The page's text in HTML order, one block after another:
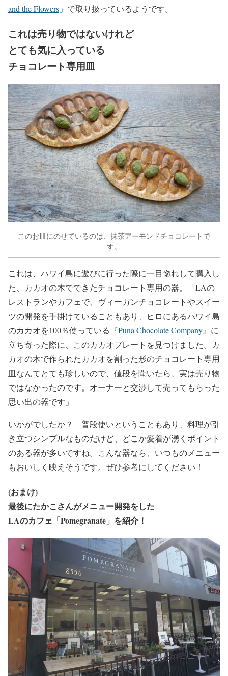
and the Flowers 」で取り扱っているようです。
これは売り物ではないけれど
とても気に入っている
チョコレート専用皿
このお皿にのせているのは、抹茶アーモンドチョコレートで
す。
これは、ハワイ島に遊びに行った際に一目惚れして購入し
た、カカオの木でできたチョコレート専用の器。「LAの
レストランやカフェで、ヴィーガンチョコレートやスイー
ツの開発を手掛けていることもあり、ヒロにあるハワイ島
のカカオを100％使っている『Puna Chocolate Company』に
立ち寄った際に、このカカオプレートを見つけました。カ
カオの木で作られたカカオを割った形のチョコレート専用
皿なんてとても珍しいので、値段を聞いたら、実は売り物
ではなかったのです。オーナーと交渉して売ってもらった
思い出の器です」
いかがでしたか？ 普段使いということもあり、料理が引
き立つシンプルなものだけど、どこか愛着が湧くポイント
のある器が多いですね。こんな器なら、いつものメニュー
もおいしく映えそうです。ぜひ参考にしてください！
(おまけ)
最後にたかこさんがメニュー開発をした
LAのカフェ「Pomegranate」を紹介！